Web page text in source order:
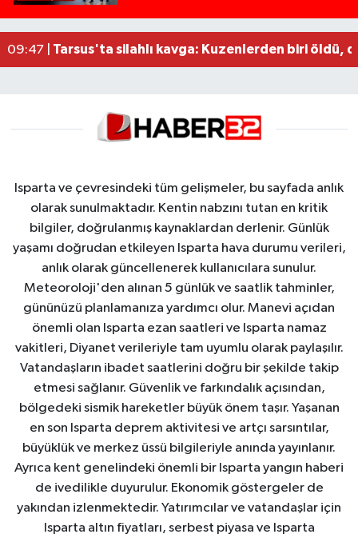
15:00 |Takla atan otomobil palmiye ağacına çarptı: 1
09:47 | Tarsus'ta silahlı kavga: Kuzenlerden biri öldü,
Isparta ve çevresindeki tüm gelişmeler, bu sayfada anlık
olarak sunulmaktadır. Kentin nabzını tutan en kritik
bilgiler, doğrulanmış kaynaklardan derlenir. Günlük
yaşamı doğrudan etkileyen Isparta hava durumu verileri,
anlık olarak güncellenerek kullanıcılara sunulur.
Meteoroloji'den alınan 5 günlük ve saatlik tahminler,
gününüzü planlamanıza yardımcı olur. Manevi açıdan
önemli olan Isparta ezan saatleri ve Isparta namaz
vakitleri, Diyanet verileriyle tam uyumlu olarak paylaşılır.
Vatandaşların ibadet saatlerini doğru bir şekilde takip
etmesi sağlanır. Güvenlik ve farkındalık açısından,
bölgedeki sismik hareketler büyük önem taşır. Yaşanan
en son Isparta deprem aktivitesi ve artçı sarsıntılar,
büyüklük ve merkez üssü bilgileriyle anında yayınlanır.
Ayrıca kent genelindeki önemli bir Isparta yangın haberi
de ivedilikle duyurulur. Ekonomik göstergeler de
yakından izlenmektedir. Yatırımcılar ve vatandaşlar için
Isparta altın fiyatları, serbest piyasa ve Isparta